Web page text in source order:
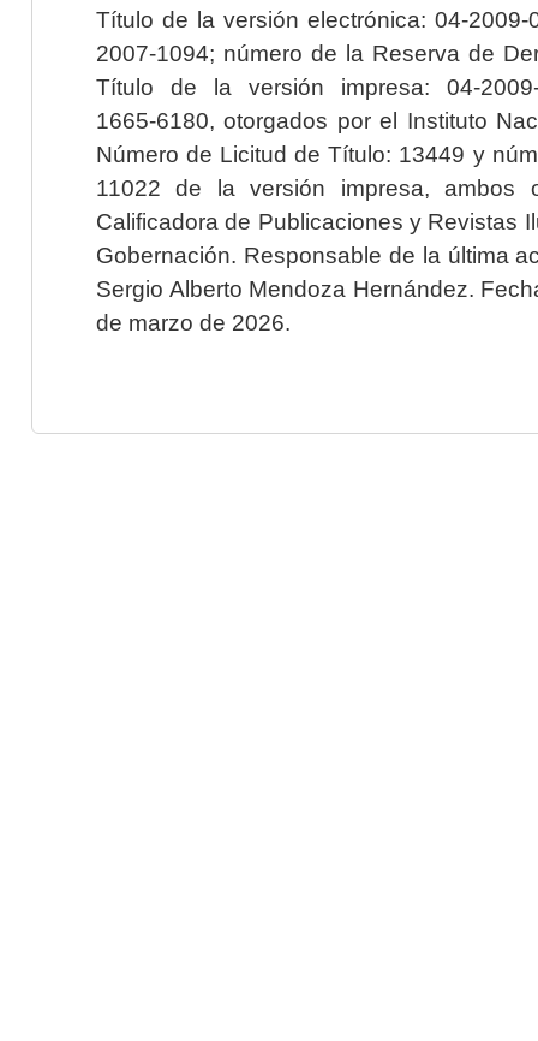
Título de la versión electrónica: 04-2009-
2007-1094; número de la Reserva de
Título de la versión impresa: 04-2009-
1665-6180, otorgados por el Instituto
Número de Licitud de Título: 13449 y
11022 de la versión impresa, ambos
Calificadora de Publicaciones y Revistas
Gobernación. Responsable de la última
Sergio Alberto Mendoza Hernández.
de marzo de 2026.